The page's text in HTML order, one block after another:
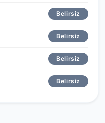
Belirsiz
Belirsiz
Belirsiz
Belirsiz